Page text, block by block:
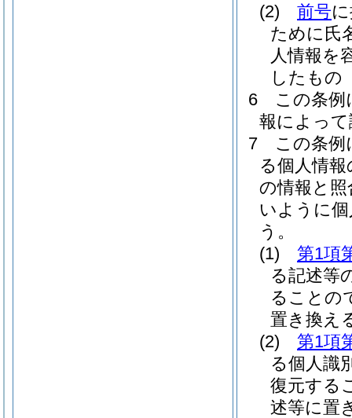
(2)
前号
ために氏
人情報を
したもの
6
この条例
報によっ
7
この条例
る個人情
の情報と
いように
う。
(1)
第1項
る記述等
ることの
置き換え
(2)
第1項
る個人識
復元する
述等に置